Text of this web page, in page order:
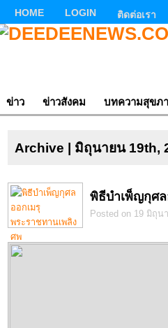
HOME LOGIN ติดต่อเรา
ข่าว ข่าวสังคม บทความสุขภ
Archive | มิถุนายน 19th,
พิธีบำเพ็ญกุศ
Posted on 19 มิถุน